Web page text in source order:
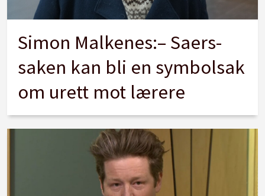
Simon Malkenes:– Saers-
saken kan bli en symbolsak
om urett mot lærere